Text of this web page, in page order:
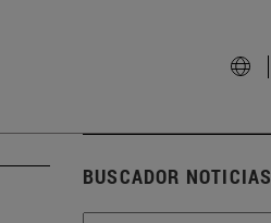
BUSCADOR NOTICIAS